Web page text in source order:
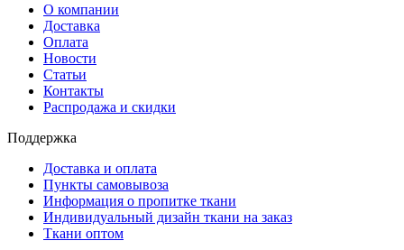
О компании
Доставка
Оплата
Новости
Статьи
Контакты
Распродажа и скидки
Поддержка
Доставка и оплата
Пункты самовывоза
Информация о пропитке ткани
Индивидуальный дизайн ткани на заказ
Ткани оптом